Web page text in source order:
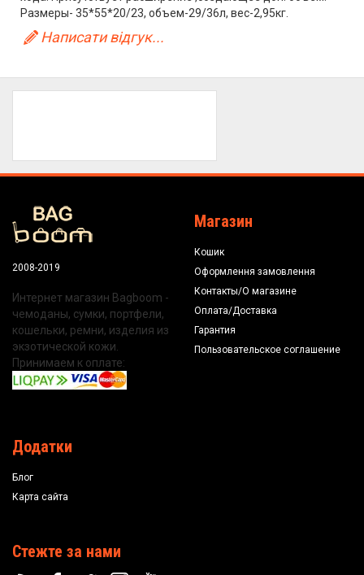
Размеры- 35*55*20/23, объем-29/36л, вес-2,95кг.
Написати відгук...
2008-2019
Интернет магазин Bagboom -
чемоданы, сумки, портфели,
кошельки, ремни, изделия из
экзотической кожи.
Принимаем к оплате:
Магазин
Кошик
Оформлення замовлення
Контакты/О магазине
Оплата/Доставка
Гарантия
Пользовательское соглашение
Додатки
Блог
Карта сайта
Стежте за нами